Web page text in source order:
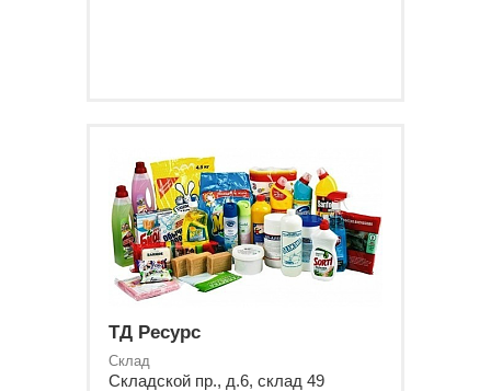
ТД Ресурс
Склад
Складской пр., д.6, склад 49